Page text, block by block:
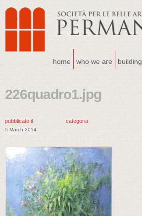
home who we are building
226quadro1.jpg
pubblicato il
5 March 2014
categoria